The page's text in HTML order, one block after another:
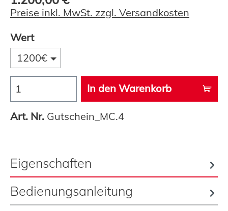
Preise inkl. MwSt. zzgl. Versandkosten
Wert
1200€
In den Warenkorb
Art. Nr. Gutschein_MC.4
Eigenschaften
Bedienungsanleitung